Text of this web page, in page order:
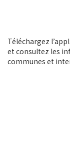
Téléchargez
et consultez les
communes et